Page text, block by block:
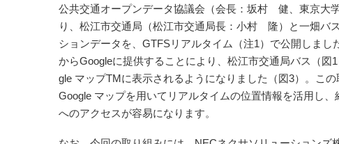
公共交通オープンデータ協議会（会長：坂村 健、東京大
り、松江市交通局（松江市交通局長：小村 隆）と一畑バ
ションデータを、GTFSリアルタイム（注1）で公開しま
からGoogleに提供することにより、松江市交通局バス（
gle マップTMに表示されるようになりました（図3）。こ
Google マップを用いてリアルタイムの位置情報を活用し
へのアクセスが容易になります。